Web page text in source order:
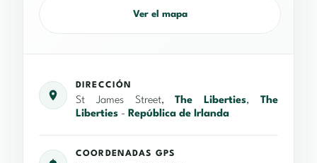
Ver el mapa
DIRECCIÓN
St James Street,The Liberties,The
Liberties - República de Irlanda
COORDENADAS GPS